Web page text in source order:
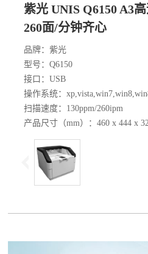
紫光 UNIS Q6150 A3
260面/分钟齐心
品牌：紫光
型号：Q6150
接口：USB
操作系统：
扫描速度：130ppm/260ipm
产品尺寸（mm）：460 x 444 x